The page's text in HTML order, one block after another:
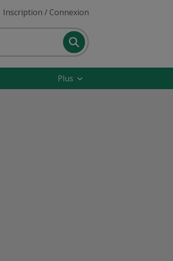
Inscription / Connexion
Plus